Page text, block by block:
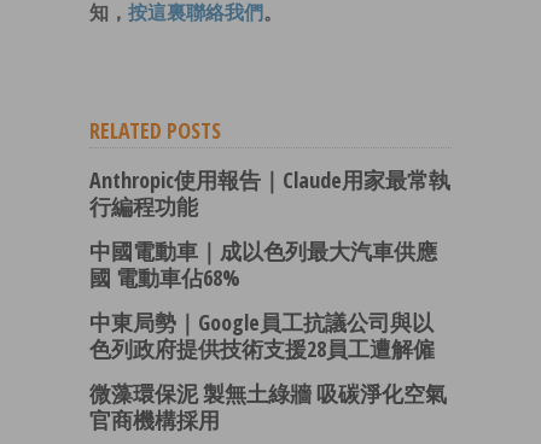
知， 按這裏聯絡我們 。
RELATED POSTS
Anthropic使用報告｜Claude用家最常執
行編程功能
中國電動車｜成以色列最大汽車供應
國 電動車佔68%
中東局勢｜Google員工抗議公司與以
色列政府提供技術支援28員工遭解僱
微藻環保泥 製無土綠牆 吸碳淨化空氣
官商機構採用